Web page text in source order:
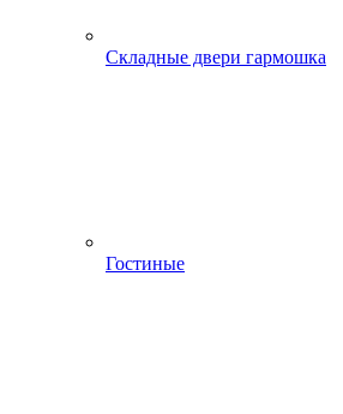
Складные двери гармошка
Гостиные